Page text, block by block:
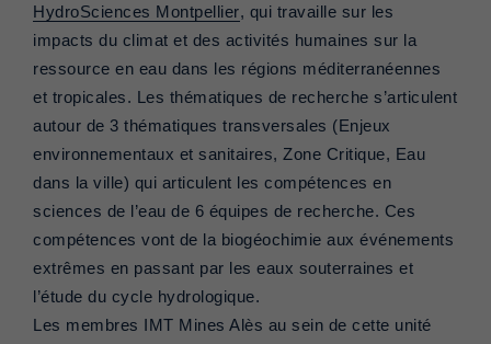
HydroSciences Montpellier, qui travaille sur les
impacts du climat et des activités humaines sur la
ressource en eau dans les régions méditerranéennes
et tropicales. Les thématiques de recherche s’articulent
autour de 3 thématiques transversales (Enjeux
environnementaux et sanitaires, Zone Critique, Eau
dans la ville) qui articulent les compétences en
sciences de l’eau de 6 équipes de recherche. Ces
compétences vont de la biogéochimie aux événements
extrêmes en passant par les eaux souterraines et
l’étude du cycle hydrologique.
Les membres IMT Mines Alès au sein de cette unité